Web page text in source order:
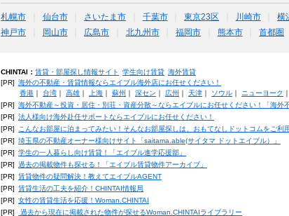
札幌市 仙台市 さいたま市 千葉市 東京23区 川崎市 横
神戸市
岡山市 広島市 北九州市 福岡市 熊本市 首都圏
CHINTAI： 賃貸・部屋探し情報サイト 学生向け賃貸 海外賃貸
[PR] 海外の不動産・賃貸情報ならエイブル海外店にお任せください！
香港｜ 台湾｜ 高雄｜ 上海｜ 蘇州 深セン 広州 天津｜ ソウル｜ ニューヨーク
[PR] 海外不動産～投資・居住・別荘・資産分散～ならエイブルにお任せください！「海外
[PR] 法人様向け海外赴任サポートならエイブルにお任せください！
[PR]
こんなお部屋に泊まってみたい！そんなお部屋探しは、おもてなしドットコムをご利
[PR] 埼玉県の不動産オーナー様向けサイト「saitama.able(サイタマ ドットエイブル）」
[PR] 学生の一人暮らし向け賃貸！「エイブル進学応援部」
[PR] 過去の掲載物件も探せる！「エイブル賃貸物件アーカイブ」
[PR] 賃貸物件の疑問解決！教えてエイブルAGENT
[PR] 賃貸生活の工夫を紹介！CHINTAI情報局
[PR] 女性の賃貸生活を応援！Woman.CHINTAI
[PR]
過去から現在に掲載された物件が探せるWoman.CHINTAIライブラリー